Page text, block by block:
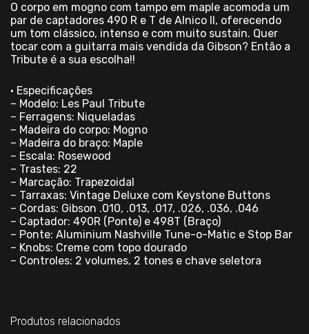
O corpo em mogno com tampo em maple acomoda um
par de captadores 490 R e T de Alnico II, oferecendo
um tom clássico, intenso e com muito sustain. Quer
tocar com a guitarra mais vendida da Gibson? Então a
Tribute é a sua escolha!!
• Especificações
– Modelo: Les Paul Tribute
– Ferragens: Niqueladas
– Madeira do corpo: Mogno
– Madeira do braço: Maple
– Escala: Rosewood
– Trastes: 22
– Marcação: Trapezoidal
– Tarraxas: Vintage Deluxe com Keystone Buttons
– Cordas: Gibson .010, .013, .017, .026, .036, .046
– Captador: 490R (Ponte) e 498T (Braço)
– Ponte: Aluminium Nashville Tune-o-Matic e Stop Bar
– Knobs: Creme com topo dourado
– Controles: 2 volumes, 2 tones e chave seletora
Produtos relacionados